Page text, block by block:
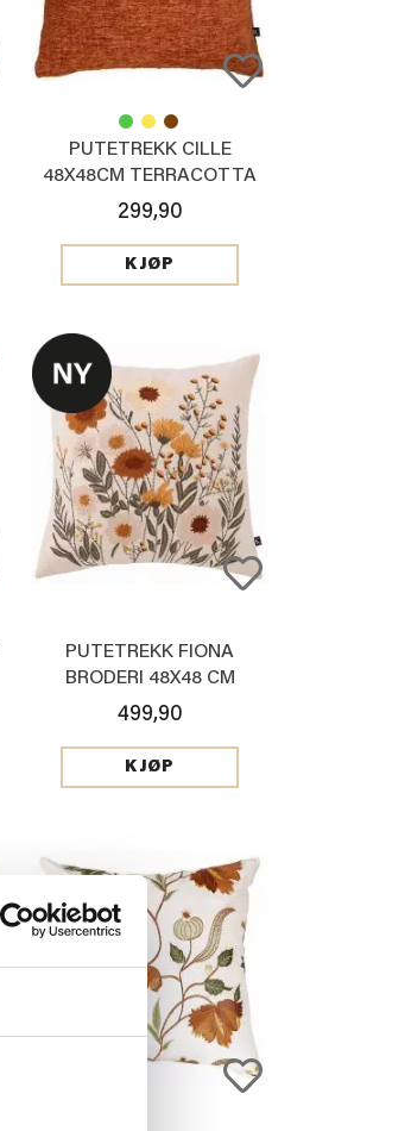
PUTETREKK CILLE
48X48CM TERRACOTTA
299,90
KJØP
PUTETREKK FIONA
BRODERI 48X48 CM
499,90
KJØP